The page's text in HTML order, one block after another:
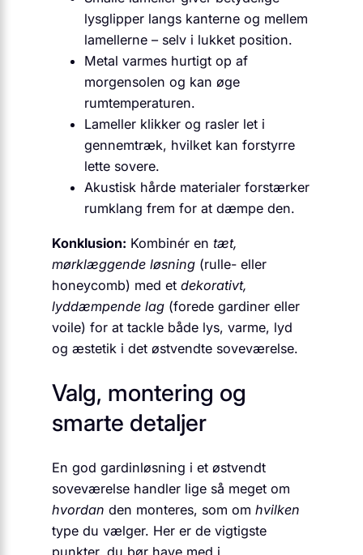
lysglipper langs kanterne og mellem
lamellerne – selv i lukket position.
Metal varmes hurtigt op af
morgensolen og kan øge
rumtemperaturen.
Lameller klikker og rasler let i
gennemtræk, hvilket kan forstyrre
lette sovere.
Akustisk hårde materialer forstærker
rumklang frem for at dæmpe den.
Konklusion: Kombinér en tæt,
mørklæggende løsning (rulle- eller
honeycomb) med et dekorativt,
lyddæmpende lag (forede gardiner eller
voile) for at tackle både lys, varme, lyd
og æstetik i det østvendte soveværelse.
Valg, montering og
smarte detaljer
En god gardinløsning i et østvendt
soveværelse handler lige så meget om
hvordan den monteres, som om hvilken
type du vælger. Her er de vigtigste
punkter, du bør have med i